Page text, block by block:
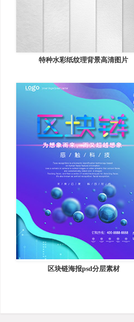
特种水彩纸纹理背景高清图片
区块链海报psd分层素材